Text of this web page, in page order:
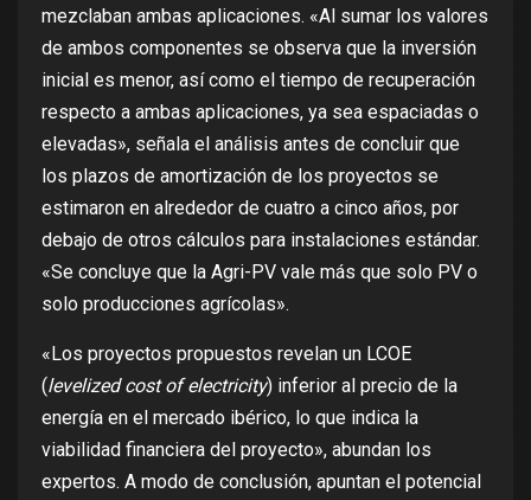
mezclaban ambas aplicaciones. «Al sumar los valores
de ambos componentes se observa que la inversión
inicial es menor, así como el tiempo de recuperación
respecto a ambas aplicaciones, ya sea espaciadas o
elevadas», señala el análisis antes de concluir que
los plazos de amortización de los proyectos se
estimaron en alrededor de cuatro a cinco años, por
debajo de otros cálculos para instalaciones estándar.
«Se concluye que la Agri-PV vale más que solo PV o
solo producciones agrícolas».
«Los proyectos propuestos revelan un LCOE
(levelized cost of electricity) inferior al precio de la
energía en el mercado ibérico, lo que indica la
viabilidad financiera del proyecto», abundan los
expertos. A modo de conclusión, apuntan el potencial